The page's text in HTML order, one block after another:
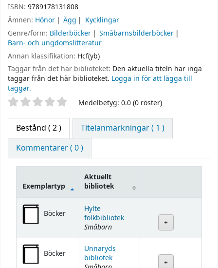
ISBN: 9789178131808
Ämnen: Hönor Ägg
Kycklingar
Genre/form: Bilderböcker
Småbarnsbilderböcker
Barn- och ungdomslitteratur
Annan klassifikation: Hcf(yb)
Taggar från det här biblioteket: Den aktuella titeln har inga
taggar från det här biblioteket. Logga in för att lägga till
taggar.
Betyg Medelbetyg: 0.0 (0 röster)
Bestånd ( 2 )
Titelanmärkningar ( 1 )
Kommentarer ( 0 )
Bestånd
Exemplartyp
Aktuellt
bibliotek
Böcker
Hylte
folkbibliotek
Småbarn
Böcker
Unnaryds
bibliotek